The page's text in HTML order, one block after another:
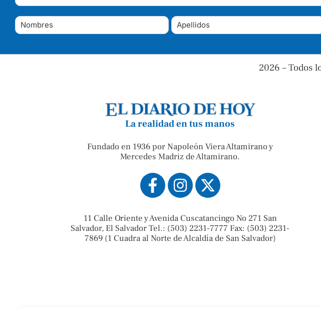
2026 – Todos
La realidad en tus manos
Fundado en 1936 por Napoleón Viera Altamirano y
Mercedes Madriz de Altamirano.
11 Calle Oriente y Avenida Cuscatancingo No 271 San
Salvador, El Salvador Tel.: (503) 2231-7777 Fax: (503) 2231-
7869 (1 Cuadra al Norte de Alcaldía de San Salvador)